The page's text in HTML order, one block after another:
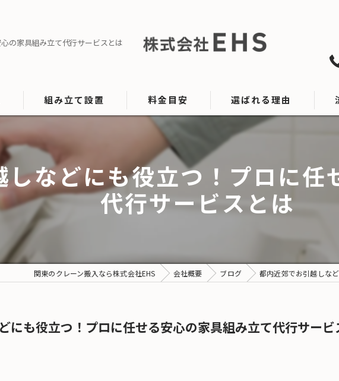
の家具組み立て代行サービスとは
搬入
組み立て設置
大型家電設置
料金目安 選ばれる理由
などにも役立つ！プロに
代行サービスとは
関東のクレーン搬入なら株式会社EHS 会社概要 ブログ 都内近郊でお引越しな
にも役立つ！プロに任せる安心の家具組み立て代行サービ